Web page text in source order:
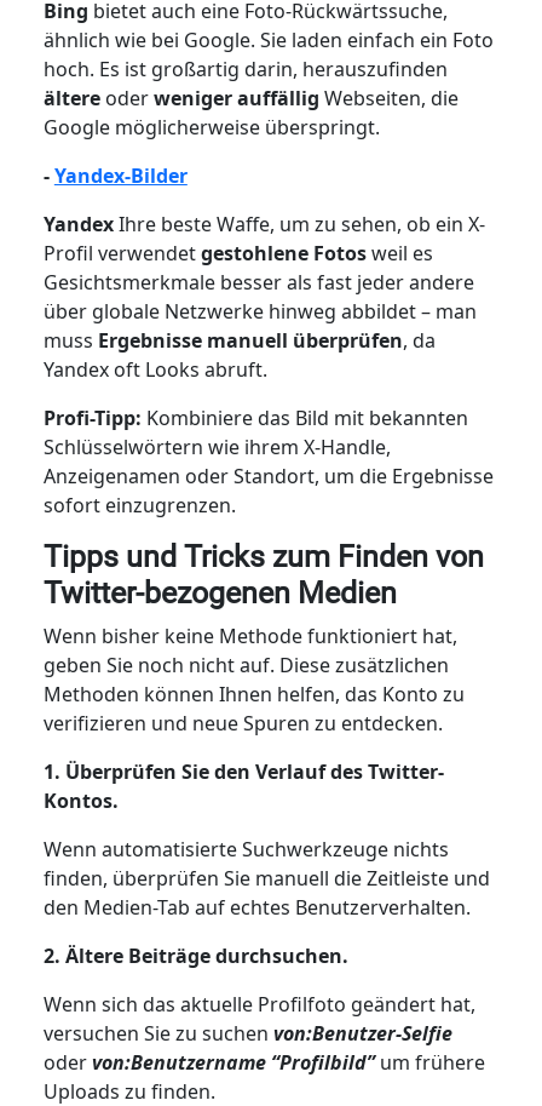
Bing bietet auch eine Foto-Rückwärtssuche,
ähnlich wie bei Google. Sie laden einfach ein Foto
hoch. Es ist großartig darin, herauszufinden
ältere oderweniger auffällig Webseiten, die
Google möglicherweise überspringt.
-Yandex-Bilder
YandexIhre beste Waffe, um zu sehen, ob ein X-
Profil verwendetgestohlene Fotosweil es
Gesichtsmerkmale besser als fast jeder andere
über globale Netzwerke hinweg abbildet – man
muss Ergebnisse manuell überprüfen, da
Yandex oft Looks abruft.
Profi-Tipp: Kombiniere das Bild mit bekannten
Schlüsselwörtern wie ihrem X-Handle,
Anzeigenamen oder Standort, um die Ergebnisse
sofort einzugrenzen.
Tipps und Tricks zum Finden von
Twitter-bezogenen Medien
Wenn bisher keine Methode funktioniert hat,
geben Sie noch nicht auf. Diese zusätzlichen
Methoden können Ihnen helfen, das Konto zu
verifizieren und neue Spuren zu entdecken.
1. Überprüfen Sie den Verlauf des Twitter-
Kontos.
Wenn automatisierte Suchwerkzeuge nichts
finden, überprüfen Sie manuell die Zeitleiste und
den Medien-Tab auf echtes Benutzerverhalten.
2. Ältere Beiträge durchsuchen.
Wenn sich das aktuelle Profilfoto geändert hat,
versuchen Sie zu suchen von:Benutzer-Selfie
odervon:Benutzername “Profilbild”um frühere
Uploads zu finden.